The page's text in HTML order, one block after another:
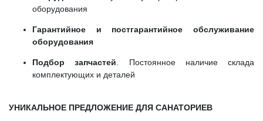
оборудования
Гарантийное и постгарантийное обслуживание
оборудования
Подбор запчастей. Постоянное наличие склада
комплектующих и деталей
УНИКАЛЬНОЕ ПРЕДЛОЖЕНИЕ ДЛЯ САНАТОРИЕВ